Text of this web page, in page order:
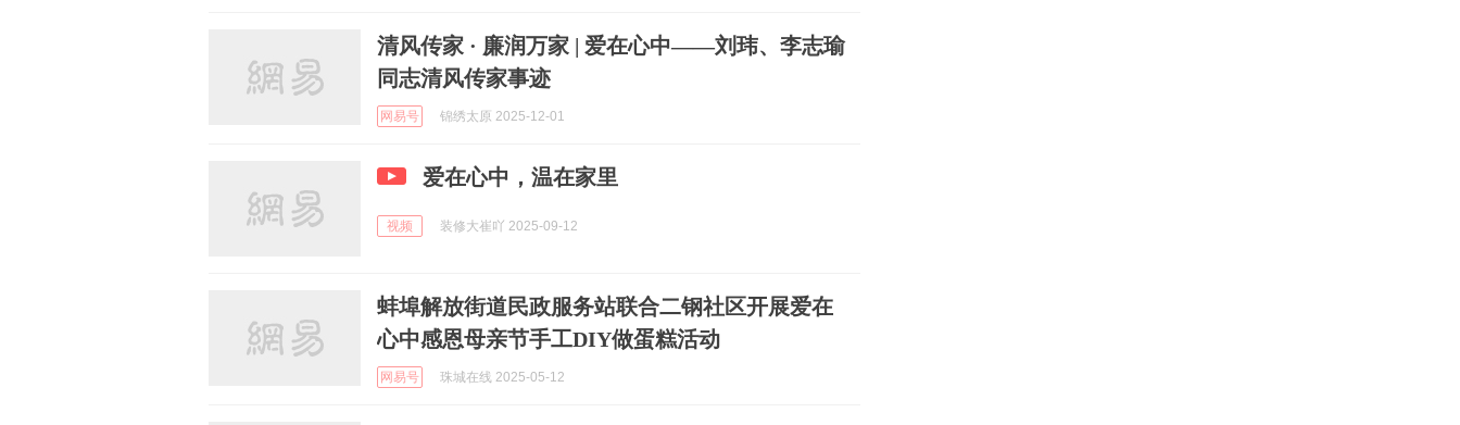
清风传家 · 廉润万家 | 爱在心中——刘玮、李志瑜
同志清风传家事迹
网易号 锦绣太原 2025-12-01
爱在心中，温在家里
视频 装修大崔吖 2025-09-12
蚌埠解放街道民政服务站联合二钢社区开展爱在
心中感恩母亲节手工DIY做蛋糕活动
网易号 珠城在线 2025-05-12